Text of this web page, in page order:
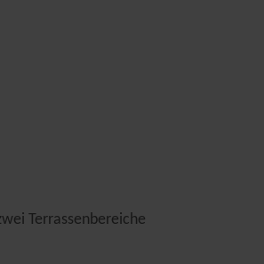
Terrassenbereiche